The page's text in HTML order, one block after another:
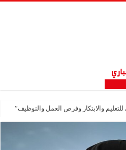
للتعليم والابتكار وفرص العمل والتوظيف”